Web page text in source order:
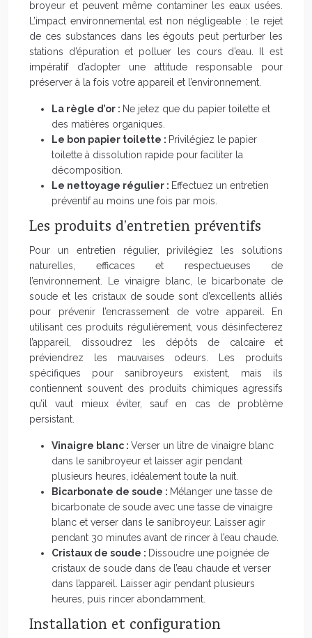
broyeur et peuvent même contaminer les eaux usées.
L’impact environnemental est non négligeable : le rejet
de ces substances dans les égouts peut perturber les
stations d’épuration et polluer les cours d’eau. Il est
impératif d’adopter une attitude responsable pour
préserver à la fois votre appareil et l’environnement.
La règle d’or : Ne jetez que du papier toilette et
des matières organiques.
Le bon papier toilette : Privilégiez le papier
toilette à dissolution rapide pour faciliter la
décomposition.
Le nettoyage régulier : Effectuez un entretien
préventif au moins une fois par mois.
Les produits d’entretien préventifs
Pour un entretien régulier, privilégiez les solutions
naturelles, efficaces et respectueuses de
l’environnement. Le vinaigre blanc, le bicarbonate de
soude et les cristaux de soude sont d’excellents alliés
pour prévenir l’encrassement de votre appareil. En
utilisant ces produits régulièrement, vous désinfecterez
l’appareil, dissoudrez les dépôts de calcaire et
préviendrez les mauvaises odeurs. Les produits
spécifiques pour sanibroyeurs existent, mais ils
contiennent souvent des produits chimiques agressifs
qu’il vaut mieux éviter, sauf en cas de problème
persistant.
Vinaigre blanc : Verser un litre de vinaigre blanc
dans le sanibroyeur et laisser agir pendant
plusieurs heures, idéalement toute la nuit.
Bicarbonate de soude : Mélanger une tasse de
bicarbonate de soude avec une tasse de vinaigre
blanc et verser dans le sanibroyeur. Laisser agir
pendant 30 minutes avant de rincer à l’eau chaude.
Cristaux de soude : Dissoudre une poignée de
cristaux de soude dans de l’eau chaude et verser
dans l’appareil. Laisser agir pendant plusieurs
heures, puis rincer abondamment.
Installation et configuration